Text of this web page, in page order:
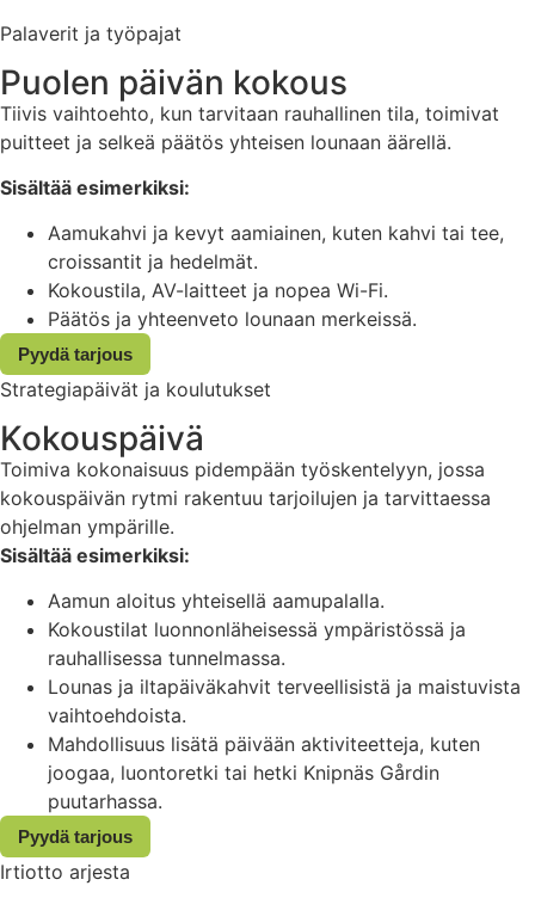
Palaverit ja työpajat
Puolen päivän kokous
Tiivis vaihtoehto, kun tarvitaan rauhallinen tila, toimivat
puitteet ja selkeä päätös yhteisen lounaan äärellä.
Sisältää esimerkiksi:
Aamukahvi ja kevyt aamiainen, kuten kahvi tai tee,
croissantit ja hedelmät.
Kokoustila, AV-laitteet ja nopea Wi-Fi.
Päätös ja yhteenveto lounaan merkeissä.
Pyydä tarjous
Strategiapäivät ja koulutukset
Kokouspäivä
Toimiva kokonaisuus pidempään työskentelyyn, jossa
kokouspäivän rytmi rakentuu tarjoilujen ja tarvittaessa
ohjelman ympärille.
Sisältää esimerkiksi:
Aamun aloitus yhteisellä aamupalalla.
Kokoustilat luonnonläheisessä ympäristössä ja
rauhallisessa tunnelmassa.
Lounas ja iltapäiväkahvit terveellisistä ja maistuvista
vaihtoehdoista.
Mahdollisuus lisätä päivään aktiviteetteja, kuten
joogaa, luontoretki tai hetki Knipnäs Gårdin
puutarhassa.
Pyydä tarjous
Irtiotto arjesta